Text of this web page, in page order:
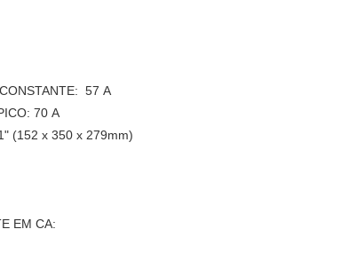
57 A
70 A
(152 x 350 x 279mm)
EM CA: